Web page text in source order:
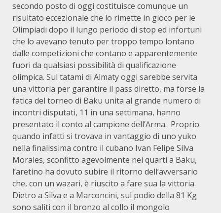
secondo posto di oggi costituisce comunque un
risultato eccezionale che lo rimette in gioco per le
Olimpiadi dopo il lungo periodo di stop ed infortuni
che lo avevano tenuto per troppo tempo lontano
dalle competizioni che contano e apparentemente
fuori da qualsiasi possibilità di qualificazione
olimpica. Sul tatami di Almaty oggi sarebbe servita
una vittoria per garantire il pass diretto, ma forse la
fatica del torneo di Baku unita al grande numero di
incontri disputati, 11 in una settimana, hanno
presentato il conto al campione dell’Arma. Proprio
quando infatti si trovava in vantaggio di uno yuko
nella finalissima contro il cubano Ivan Felipe Silva
Morales, sconfitto agevolmente nei quarti a Baku,
l’aretino ha dovuto subire il ritorno dell’avversario
che, con un wazari, è riuscito a fare sua la vittoria.
Dietro a Silva e a Marconcini, sul podio della 81 Kg
sono saliti con il bronzo al collo il mongolo